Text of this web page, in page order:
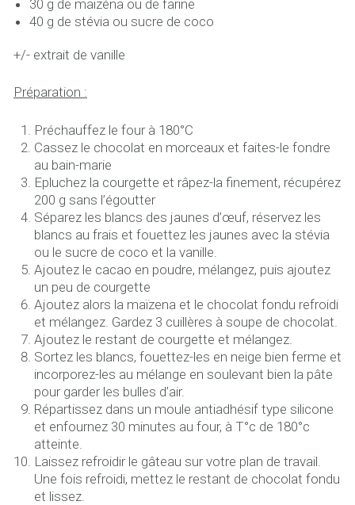
30 g de maizéna ou de farine
40 g de stévia ou sucre de coco
+/- extrait de vanille
Préparation :
Préchauffez le four à 180°C
Cassez le chocolat en morceaux et faites-le fondre
au bain-marie
Epluchez la courgette et râpez-la finement, récupérez
200 g sans l’égoutter
Séparez les blancs des jaunes d’œuf, réservez les
blancs au frais et fouettez les jaunes avec la stévia
ou le sucre de coco et la vanille.
Ajoutez le cacao en poudre, mélangez, puis ajoutez
un peu de courgette
Ajoutez alors la maïzena et le chocolat fondu refroidi
et mélangez. Gardez 3 cuillères à soupe de chocolat.
Ajoutez le restant de courgette et mélangez.
Sortez les blancs, fouettez-les en neige bien ferme et
incorporez-les au mélange en soulevant bien la pâte
pour garder les bulles d’air.
Répartissez dans un moule antiadhésif type silicone
et enfournez 30 minutes au four, à T°c de 180°c
atteinte.
Laissez refroidir le gâteau sur votre plan de travail.
Une fois refroidi, mettez le restant de chocolat fondu
et lissez.